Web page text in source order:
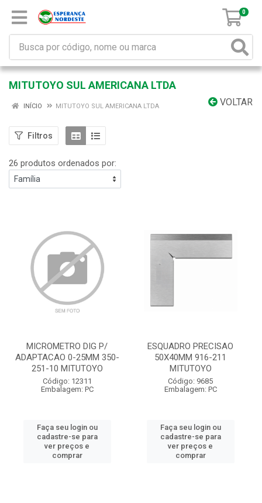
0
MITUTOYO SUL AMERICANA LTDA
VOLTAR
INÍCIO MITUTOYO SUL AMERICANA LTDA
Filtros
26 produtos ordenados por:
MICROMETRO DIG P/
ADAPTACAO 0-25MM 350-
251-10 MITUTOYO
Código: 12311
Embalagem: PC
Faça seu login ou
cadastre-se para
ver preços e
comprar
ESQUADRO PRECISAO
50X40MM 916-211
MITUTOYO
Código: 9685
Embalagem: PC
Faça seu login ou
cadastre-se para
ver preços e
comprar